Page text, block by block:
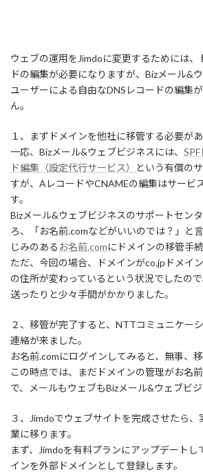
ウェブの運用をJimdoに変更するためには、
ドの編集が必要になりますが、Bizメール&
ユーザーによる自由なDNSレコードの編集
ん。
１、まずドメインを他社に移管する必要があ
一応、Bizメール&ウェブビジネスには、
ド編集（設定代行サービス）
という有償の
すが、AレコードやCNAMEの編集はサービ
す。
Bizメール&ウェブビジネスのサポートセン
ろ、「お名前.comなどがいいのでは？」と
じみのある お名前.comにドメインの移管手
ただ、今回の場合、ドメインがco.jpドメイ
の住所が変わっているという状況でしたの
送ったりと少々手間がかかりました。
２、移管が完了すると、NTTコミュニケー
連絡が来ました。
お名前.comにログインしてみると、無事、
この時点では、まだドメインの管理がお名
で、メールもウェブもBizメール&ウェブビジ
３、Jimdoでウェブサイトを完成させたら
業に移ります。
まず、Jimdoを有料プランにアップデートし
インを外部ドメインとして登録します。